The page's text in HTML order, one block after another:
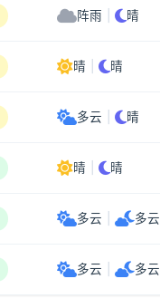
阵雨 晴
晴 晴
多云 晴
晴 晴
多云 多云
多云 多云